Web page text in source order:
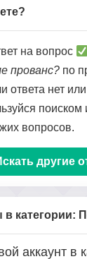
на вопрос
прованс? по
ответа нет
вопросов.
другие
категории:
аккаунт в